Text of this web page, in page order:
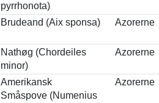
pyrrhonota)
Brudeand (Aix sponsa) Azorerne
Nathøg (Chordeiles
minor)
Azorerne
Amerikansk
Småspove (Numenius
Azorerne